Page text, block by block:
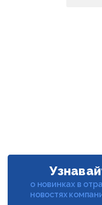
о новинках в
новостях